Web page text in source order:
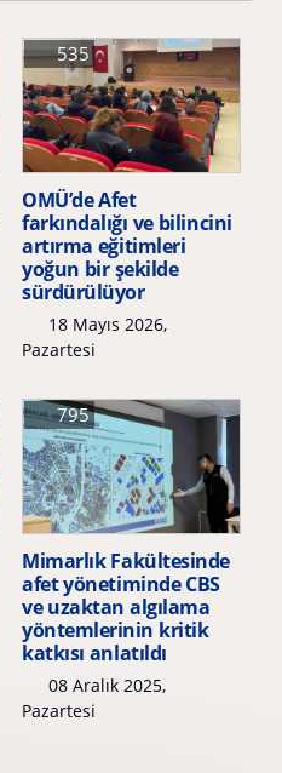
OMÜ’de Afet
farkındalığı ve bilincini
artırma eğitimleri
yoğun bir şekilde
sürdürülüyor
18 Mayıs 2026,
Pazartesi
535
Mimarlık Fakültesinde
afet yönetiminde CBS
ve uzaktan algılama
yöntemlerinin kritik
katkısı anlatıldı
08 Aralık 2025,
Pazartesi
795